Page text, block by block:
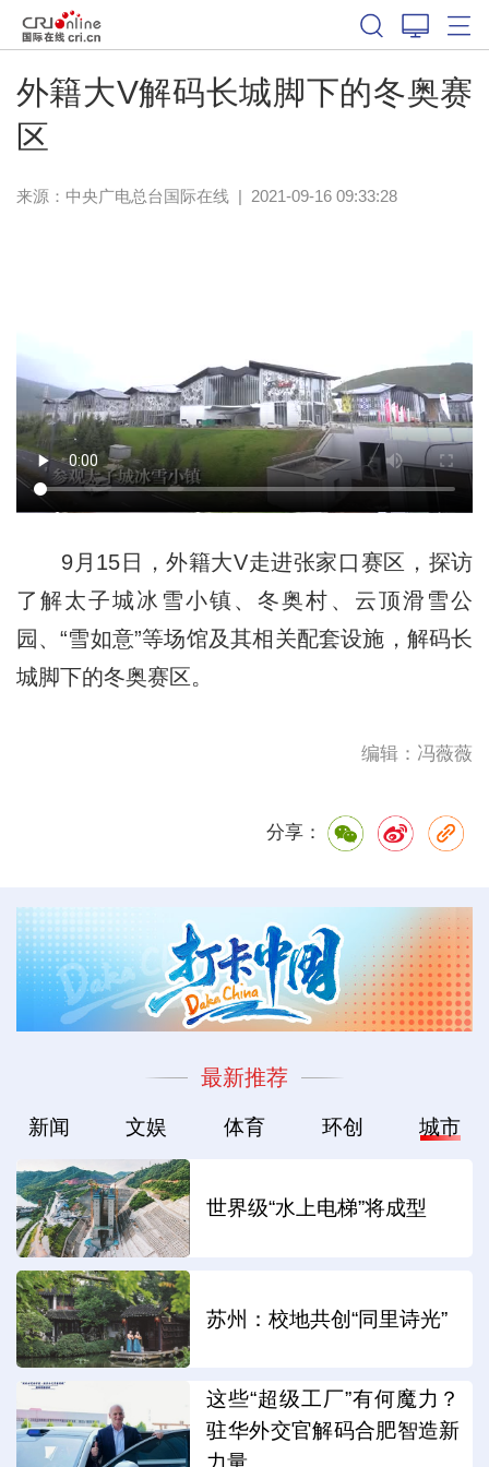
外籍大V解码长城脚下的冬奥赛
区
来源：中央广电总台国际在线| 2021-09-16 09:33:28
9月15日，外籍大V走进张家口赛区，探访
了解太子城冰雪小镇、冬奥村、云顶滑雪公
园、“雪如意”等场馆及其相关配套设施，解码长
城脚下的冬奥赛区。
编辑：冯薇薇
分享：
最新推荐
新闻 文娱 体育 环创 城市
世界级“水上电梯”将成型
苏州：校地共创“同里诗光”
这些“超级工厂”有何魔力？
驻华外交官解码合肥智造新
力量